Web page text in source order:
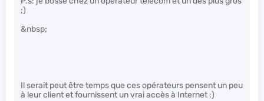
;)
&nbsp;
Il serait peut être temps que ces opérateurs pensent un peu
à leur client et fournissent un vrai accès à Internet :)